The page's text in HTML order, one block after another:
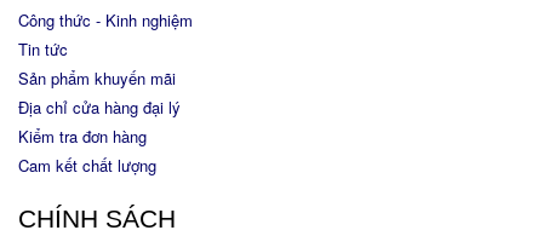
Công thức - Kinh nghiệm
Tin tức
Sản phẩm khuyến mãi
Địa chỉ cửa hàng đại lý
Kiểm tra đơn hàng